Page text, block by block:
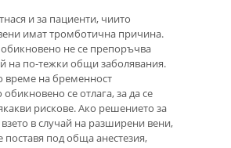
и за пациенти, чиито
имат тромботична причина.
не се препоръчва
на по-тежки общи заболявания.
време на бременност
се отлага, за да се
рискове. Ако решението за
в случай на разширени вени,
поставя под обща анестезия,